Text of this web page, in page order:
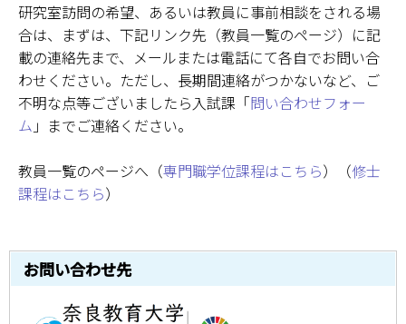
研究室訪問の希望、あるいは教員に事前相談をされる場
合は、まずは、下記リンク先（教員一覧のページ）に記
載の連絡先まで、メールまたは電話にて各自でお問い合
わせください。ただし、長期間連絡がつかないなど、ご
不明な点等ございましたら入試課「問い合わせフォー
ム 」までご連絡ください。
教員一覧のページへ（専門職学位課程はこちら）（修士
課程はこちら）
お問い合わせ先